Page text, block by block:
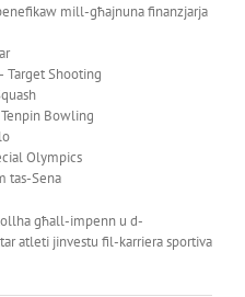
mill-għajnuna finanzjarja
Target Shooting
Bowling
Olympics
tas-Sena
għall-impenn u d-
atleti jinvestu fil-karriera sportiva